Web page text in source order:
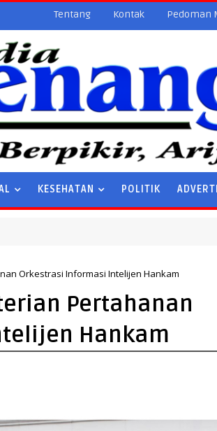
Tentang Kontak Pedoman
KESEHATAN POLITIK
Orkestrasi Informasi Intelijen Hankam
Pertahanan
Hankam